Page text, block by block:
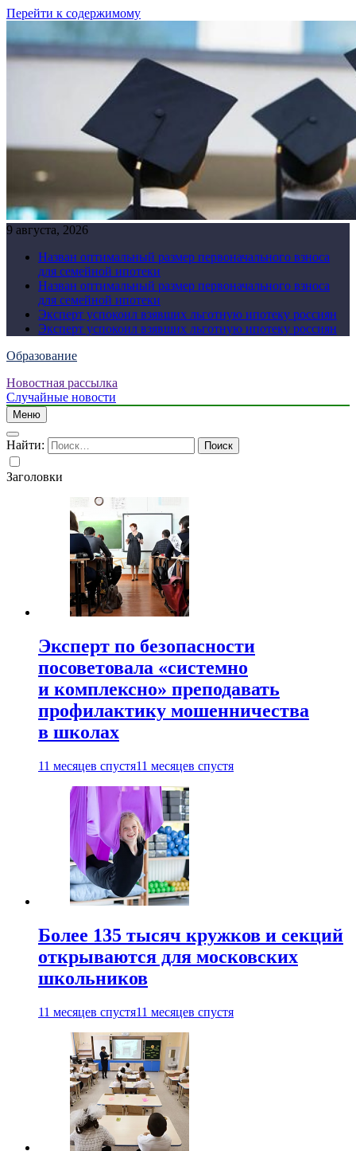
Перейти к содержимому
9 августа, 2026
Назван оптимальный размер первоначального взноса
для семейной ипотеки
Назван оптимальный размер первоначального взноса
для семейной ипотеки
Эксперт успокоил взявших льготную ипотеку россиян
Эксперт успокоил взявших льготную ипотеку россиян
Образование
Новостная рассылка
Случайные новости
Меню
Найти:
Заголовки
Эксперт по безопасности
посоветовала «системно
и комплексно» преподавать
профилактику мошенничества
в школах
11 месяцев спустя11 месяцев спустя
Более 135 тысяч кружков и секций
открываются для московских
школьников
11 месяцев спустя11 месяцев спустя